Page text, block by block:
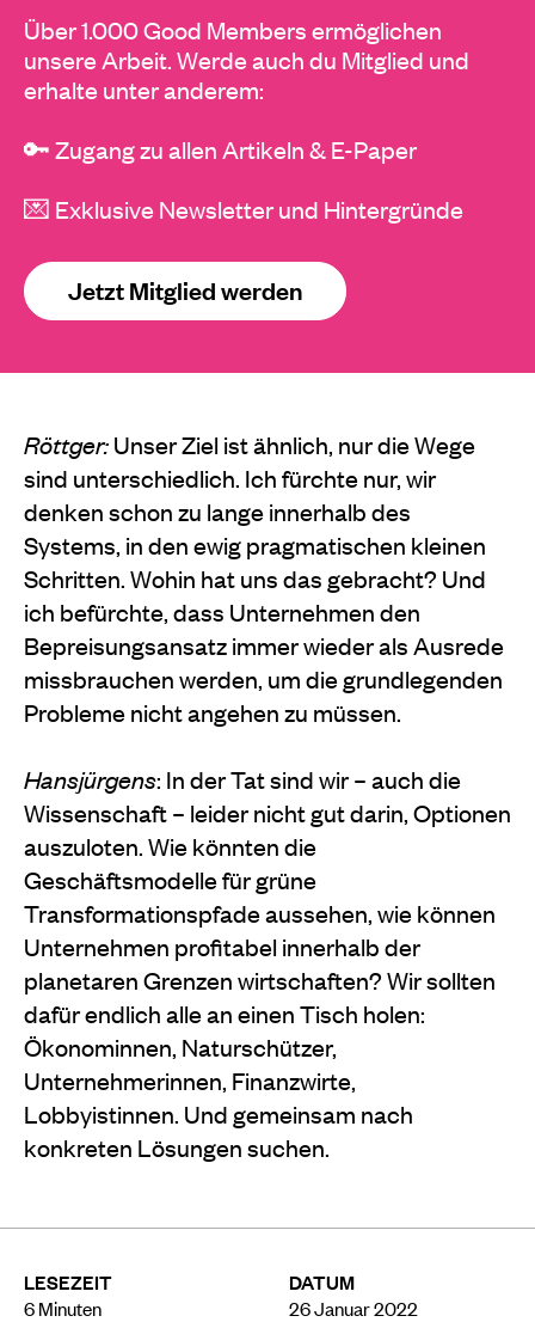
LESEZEIT
6Minuten
DATUM
26 Januar 2022
Über 1.000 Good Members ermöglichen
unsere Arbeit. Werde auch du Mitglied und
erhalte unter anderem:
🔑 Zugang zu allen Artikeln & E-Paper
💌 Exklusive Newsletter und Hintergründe
Jetzt Mitglied werden
Röttger:Unser Ziel ist ähnlich, nur die Wege
sind unterschiedlich. Ich fürchte nur, wir
denken schon zu lange innerhalb des
Systems, in den ewig pragmatischen kleinen
Schritten. Wohin hat uns das gebracht? Und
ich befürchte, dass Unternehmen den
Bepreisungsansatz immer wieder als Ausrede
missbrauchen werden, um die grundlegenden
Probleme nicht angehen zu müssen.
Hansjürgens: In der Tat sind wir – auch die
Wissenschaft – leider nicht gut darin, Optionen
auszuloten. Wie könnten die
Geschäftsmodelle für grüne
Transformationspfade aussehen, wie können
Unternehmen profitabel innerhalb der
planetaren Grenzen wirtschaften? Wir sollten
dafür endlich alle an einen Tisch holen:
Ökonominnen, Naturschützer,
Unternehmerinnen, Finanzwirte,
Lobbyistinnen. Und gemeinsam nach
konkreten Lösungen suchen.